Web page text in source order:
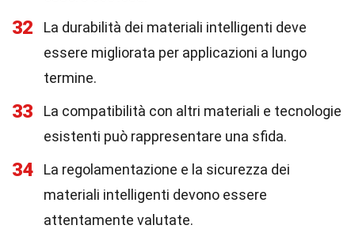
32
La durabilità dei materiali intelligenti deve
essere migliorata per applicazioni a lungo
termine.
33
La compatibilità con altri materiali e tecnologie
esistenti può rappresentare una sfida.
34
La regolamentazione e la sicurezza dei
materiali intelligenti devono essere
attentamente valutate.